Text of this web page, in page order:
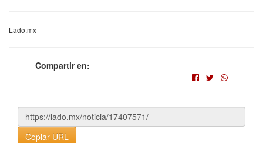
Lado.mx
Compartir en:
Copiar URL